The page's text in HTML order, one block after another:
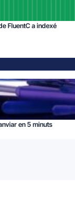
FluentC a indexé
en 5 minuts